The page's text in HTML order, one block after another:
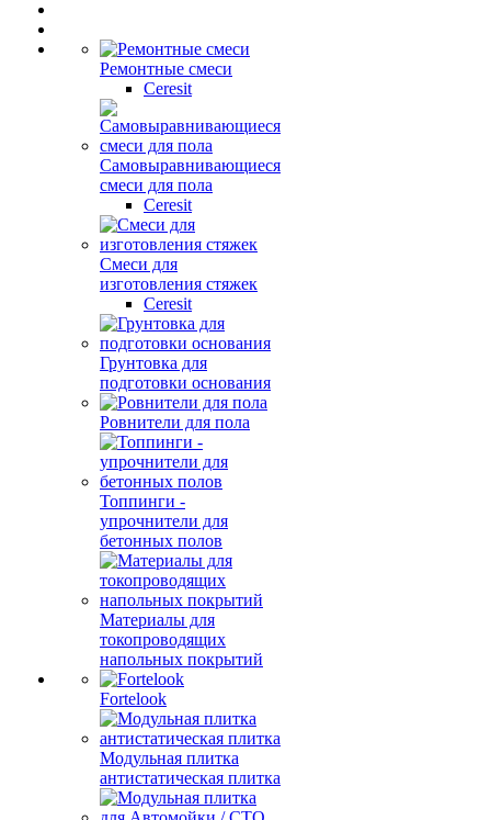
Ремонтные смеси
Ceresit
Самовыравнивающиеся
смеси для пола
Ceresit
Смеси для
изготовления стяжек
Ceresit
Грунтовка для
подготовки основания
Ровнители для пола
Топпинги -
упрочнители для
бетонных полов
Материалы для
токопроводящих
напольных покрытий
Fortelook
Модульная плитка
антистатическая плитка